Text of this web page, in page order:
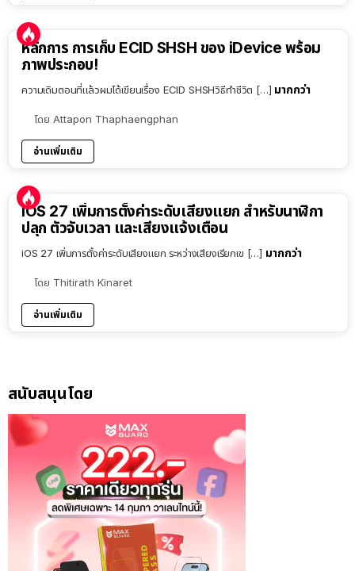
หลักการ การเก็บ ECID SHSH ของ iDevice พร้อม
ภาพประกอบ!
ความเดิมตอนที่แล้วผมได้เขียนเรื่อง ECID SHSHวิธีทำชีวิต […] มากกว่า
โดย Attapon Thaphaengphan
อ่านเพิ่มเติม
iOS 27 เพิ่มการตั้งค่าระดับเสียงแยก สำหรับนาฬิกา
ปลุก ตัวจับเวลา และเสียงแจ้งเตือน
iOS 27 เพิ่มการตั้งค่าระดับเสียงแยก ระหว่างเสียงเรียกเข […] มากกว่า
โดย Thitirath Kinaret
อ่านเพิ่มเติม
สนับสนุนโดย